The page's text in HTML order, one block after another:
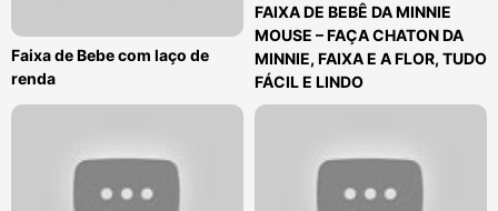
Faixa de Bebe com laço de
renda
FAIXA DE BEBÊ DA MINNIE
MOUSE – FAÇA CHATON DA
MINNIE, FAIXA E A FLOR, TUDO
FÁCIL E LINDO